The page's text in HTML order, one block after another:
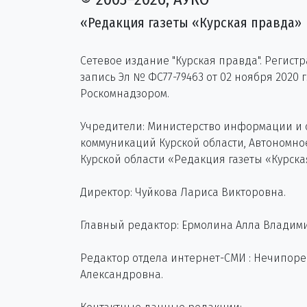
«Редакция газеты «Курская правда»
Сетевое издание "Курская правда".
запись Эл № ФС77-79463 от 02 ноября 2020
Роскомнадзором.
Учредители: Министерство информации и
коммуникаций Курской области,
Курской области «Редакция газеты
Директор: Чуйкова Лариса Викторовна.
Главный редактор: Ермолина Алла
Редактор отдела интернет-СМИ :
Александровна.